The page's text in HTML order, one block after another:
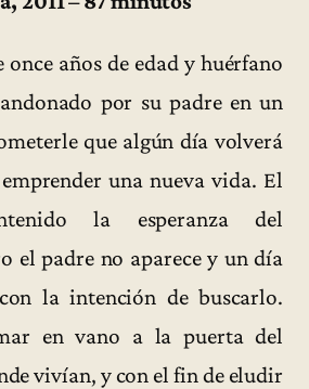
años de edad y huérfano
por su padre en un
que algún día volverá
una nueva vida. El
la esperanza del
el padre no aparece y un día
la intención de buscarlo.
en vano a la puerta del
vivían, y con el fin de eludir